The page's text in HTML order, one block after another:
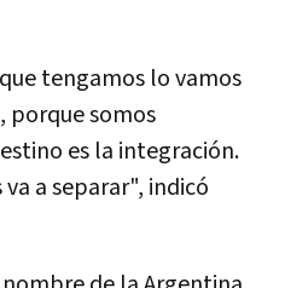
tengamos lo vamos
porque somos
es la integración.
a separar", indicó